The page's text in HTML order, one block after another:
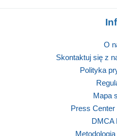
O
Skontaktuj się z
Polityka
Mapa
Press
DMCA